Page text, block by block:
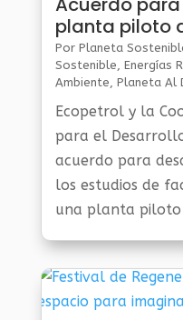
planta piloto
sintéticos
Por Planeta
Sostenible, Energías
Ambiente, Planeta Al
Ecopetrol y la
para el
acuerdo para
los estudios de
una planta piloto